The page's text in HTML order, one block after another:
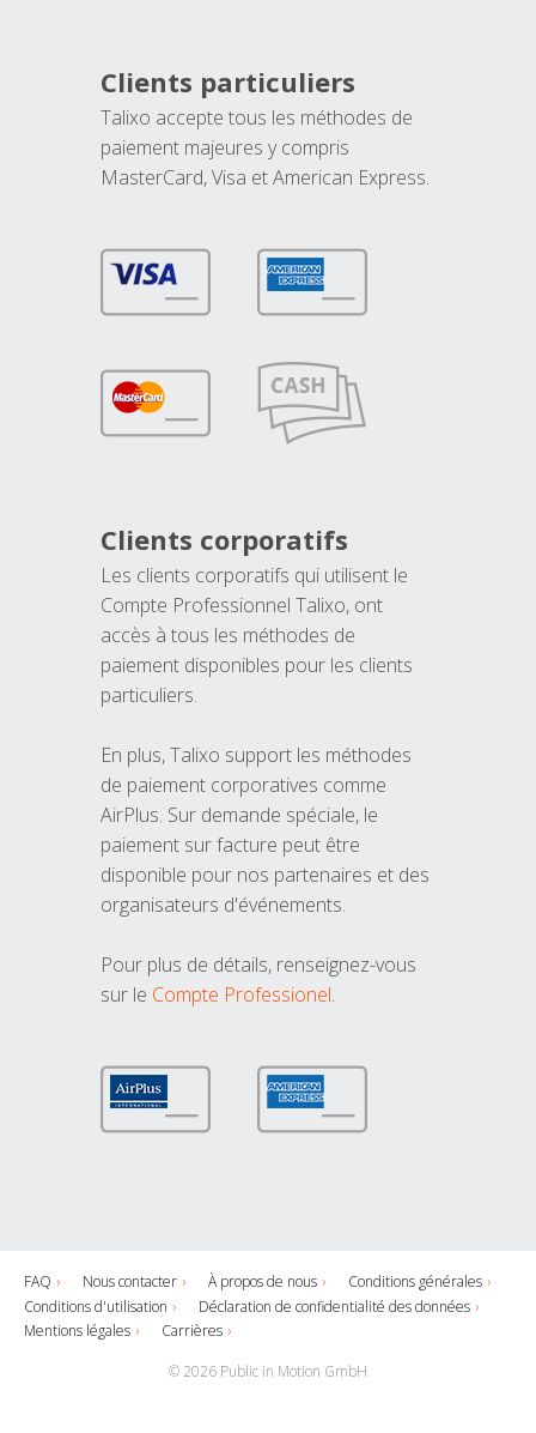
Clients particuliers
Talixo accepte tous les méthodes de
paiement majeures y compris
MasterCard, Visa et American Express.
Clients corporatifs
Les clients corporatifs qui utilisent le
Compte Professionnel Talixo, ont
accès à tous les méthodes de
paiement disponibles pour les clients
particuliers.
En plus, Talixo support les méthodes
de paiement corporatives comme
AirPlus. Sur demande spéciale, le
paiement sur facture peut être
disponible pour nos partenaires et des
organisateurs d'événements.
Pour plus de détails, renseignez-vous
sur le Compte Professionel.
FAQ Nous contacter À propos de nous
Conditions générales
Conditions d'utilisation
Déclaration de confidentialité des données
Mentions légales
Carrières
© 2026 Public in Motion GmbH